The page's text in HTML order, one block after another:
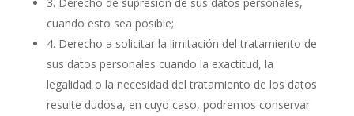
3. Derecho de supresión de sus datos personales,
cuando esto sea posible;
4. Derecho a solicitar la limitación del tratamiento de
sus datos personales cuando la exactitud, la
legalidad o la necesidad del tratamiento de los datos
resulte dudosa, en cuyo caso, podremos conservar